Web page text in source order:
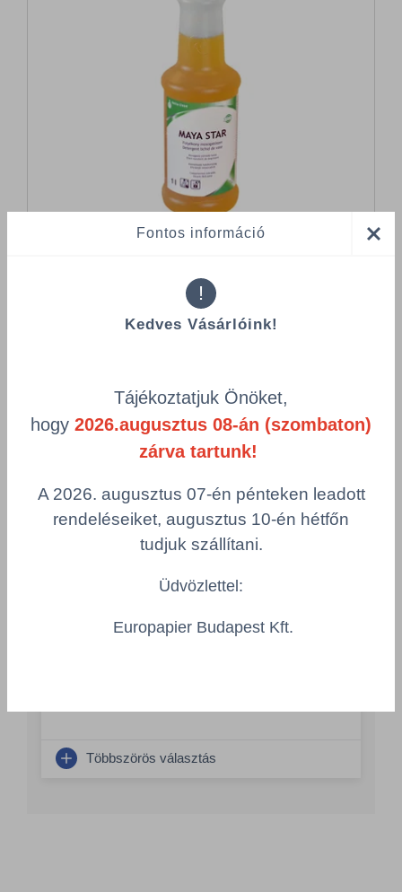
Összes termék (a rendezéshez - SZŰRÉS - kattints a lenti
grid.filter.title.mobile
Csomagolás
Maya Star kézi mosogatószer 1L -
DEL/MSM1000/PC
Összeg csökkentése
Többszörös választás
Fontos információ
!
Kedves Vásárlóink!
Tájékoztatjuk Önöket,
hogy 2026.augusztus 08-án (szombaton)
zárva tartunk!
A 2026. augusztus 07-én pénteken leadott
rendeléseiket, augusztus 10-én hétfőn
tudjuk szállítani.
Üdvözlettel:
Europapier Budapest Kft.